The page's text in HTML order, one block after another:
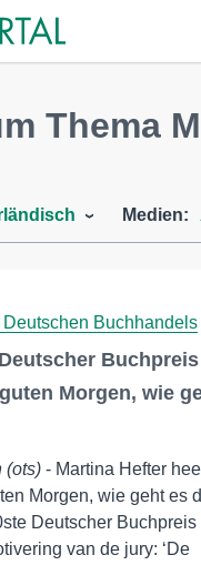
Thema
Medien:
Buchhandels
Buchpreis
Morgen, wie
(ots) - Martina Hefter
Morgen, wie geht es
Deutscher Buchpreis
van de jury: ‘De